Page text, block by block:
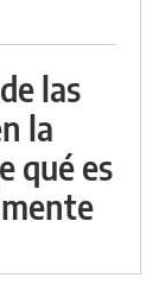
las
la
qué es